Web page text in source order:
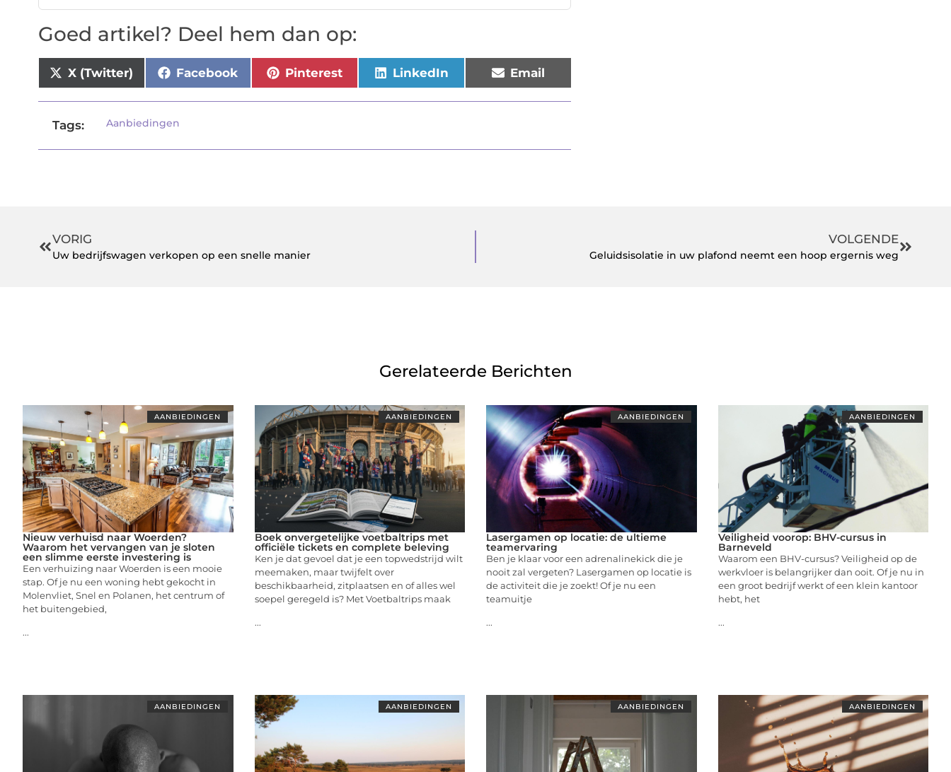
Goed artikel? Deel hem dan op:
X (Twitter) Facebook Pinterest LinkedIn Email
Tags: Aanbiedingen
VORIG
Uw bedrijfswagen verkopen op een snelle manier
VOLGENDE
Geluidsisolatie in uw plafond neemt een hoop ergernis weg
Gerelateerde Berichten
AANBIEDINGEN
Nieuw verhuisd naar Woerden?
Waarom het vervangen van je sloten
een slimme eerste investering is
Een verhuizing naar Woerden is een mooie
stap. Of je nu een woning hebt gekocht in
Molenvliet, Snel en Polanen, het centrum of
het buitengebied,
...
AANBIEDINGEN
Boek onvergetelijke voetbaltrips met
officiële tickets en complete beleving
Ken je dat gevoel dat je een topwedstrijd wilt
meemaken, maar twijfelt over
beschikbaarheid, zitplaatsen en of alles wel
soepel geregeld is? Met Voetbaltrips maak
...
AANBIEDINGEN
Lasergamen op locatie: de ultieme
teamervaring
Ben je klaar voor een adrenalinekick die je
nooit zal vergeten? Lasergamen op locatie is
de activiteit die je zoekt! Of je nu een
teamuitje
...
AANBIEDINGEN
Veiligheid voorop: BHV-cursus in
Barneveld
Waarom een BHV-cursus? Veiligheid op de
werkvloer is belangrijker dan ooit. Of je nu in
een groot bedrijf werkt of een klein kantoor
hebt, het
...
AANBIEDINGEN AANBIEDINGEN AANBIEDINGEN AANBIEDINGEN